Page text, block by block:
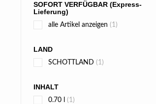
SOFORT VERFÜGBAR (Express-
Lieferung)
alle Artikel anzeigen (1)
LAND
SCHOTTLAND (1)
INHALT
0.70 l (1)